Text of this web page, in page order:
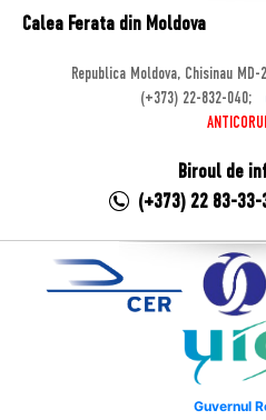
Calea Ferata din Moldova
Republica Moldova, Chisinau
(+373) 22-832-040;
Biroul de
(+373) 22 83-33-
Guvernul